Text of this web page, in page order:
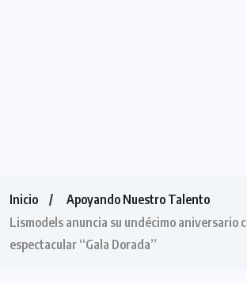
Inicio
Apoyando Nuestro Talento
Lismodels anuncia su undécimo aniversario
espectacular “Gala Dorada”